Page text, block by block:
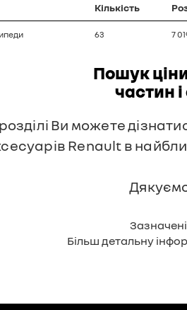
Кількість
63 7
Пошук
частин
Ви можете
Renault в
Більш детальну